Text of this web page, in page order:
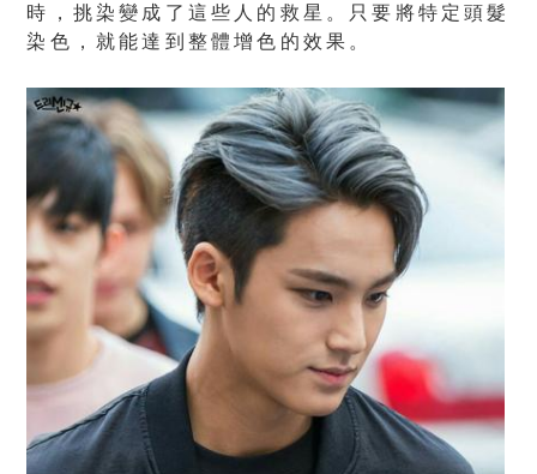
時，挑染變成了這些人的救星。只要將特定頭髮
染色，就能達到整體增色的效果。